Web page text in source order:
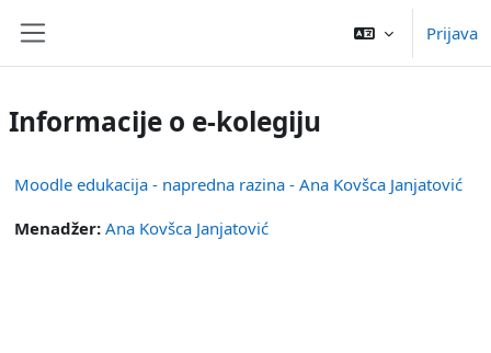
Prijava
Informacije o e-kolegiju
Moodle edukacija - napredna razina - Ana Kovšca Janjatović
Menadžer: Ana Kovšca Janjatović